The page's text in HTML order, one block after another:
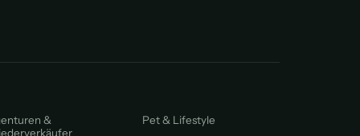
&
Pet & Lifestyle